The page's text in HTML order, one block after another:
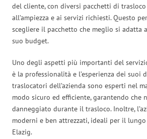
del cliente, con diversi pacchetti di
all’ampiezza e ai servizi richiesti. Questo
scegliere il pacchetto che meglio si adatta
suo budget.
Uno degli aspetti più importanti del
è la professionalità e l’esperienza dei suoi
traslocatori dell’azienda sono esperti nel
modo sicuro ed efficiente, garantendo che
danneggiato durante il trasloco. Inoltre,
moderni e ben attrezzati, ideali per il
Elazig.